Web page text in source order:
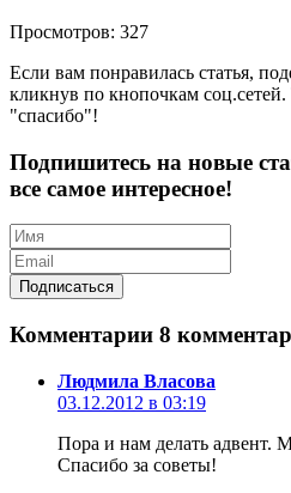
Просмотров: 327
Если вам понравилась статья,
кликнув по кнопочкам
"спасибо"!
Подпишитесь на новые
все самое интересное!
Комментарии 8
Людмила Власова
03.12.2012 в 03:19
Пора и нам делать адвент.
Спасибо за советы!